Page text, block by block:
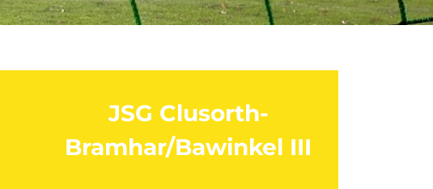
JSG Clusorth-
Bramhar/Bawinkel III